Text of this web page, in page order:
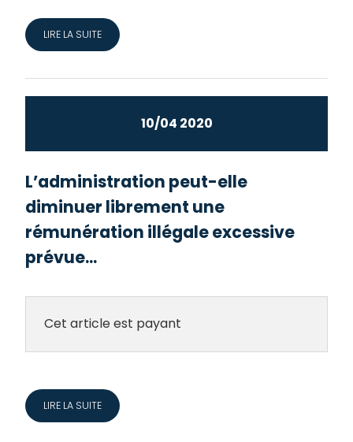
LIRE LA SUITE
10/04 2020
L’administration peut-elle
diminuer librement une
rémunération illégale excessive
prévue...
Cet article est payant
LIRE LA SUITE